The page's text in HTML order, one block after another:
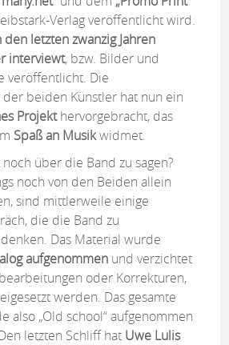
Verlag veröffentlicht wird.
den letzten zwanzig Jahren
interviewt, bzw. Bilder und
veröffentlicht. Die
beiden Künstler hat nun ein
Projekthervorgebracht, das
Spaß an Musikwidmet.
über die Band zu sagen?
noch von den Beiden allein
sind mittlerweile einige
die die Band zu
Das Material wurde
aufgenommen und verzichtet
oder Korrekturen,
werden. Das gesamte
also „Old school“ aufgenommen
letzten Schliff hat Uwe Lulis